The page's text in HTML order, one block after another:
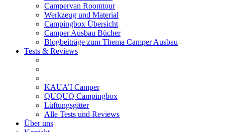
Campervan Roomtour
Werkzeug und Material
Campingbox Übersicht
Camper Ausbau Bücher
Blogbeiträge zum Thema Camper Ausbau
Tests & Reviews
KAUA’I Camper
QUQUQ Campingbox
Lüftungsgitter
Alle Tests und Reviews
Über uns